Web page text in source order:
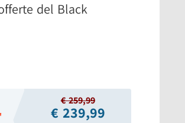
del Black
€ 259,99
€ 239,99